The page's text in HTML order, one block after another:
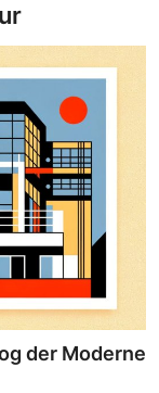
der Moderne